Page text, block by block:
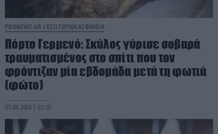
PRONEWS.GR / ΕΣΩΤΕΡΙΚΗ ΑΣΦΑΛΕΙΑ
Πόρτο Γερμενό: Σκύλος γύρισε σοβαρά
τραυματισμένος στο σπίτι που τον
φρόντιζαν μία εβδομάδα μετά τη φωτιά
(φώτο)
07.08.2026 | 22:05